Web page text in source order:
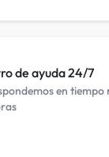
de ayuda 24/7
en tiempo